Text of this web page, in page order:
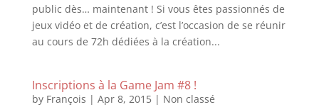
public dès… maintenant ! Si vous êtes passionnés de
jeux vidéo et de création, c’est l’occasion de se réunir
au cours de 72h dédiées à la création...
Inscriptions à la Game Jam #8 !
by François | Apr 8, 2015| Non classé